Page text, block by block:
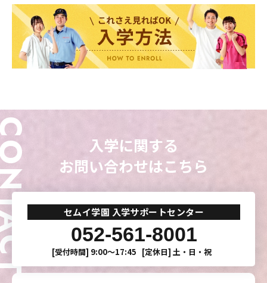
入学に関する
お問い合わせはこちら
セムイ学園 入学サポートセンター
052-561-8001
[受付時間] 9:00〜17:45 [定休日] 土・日・祝
東海医療科学
専門学校
東海歯科医療
専門学校
東海医療科学
専門学校
東海歯科医療
専門学校
東海医療科学
専門学校
東海歯科医療
専門学校
東海医療科学
専門学校
東海歯科医療
専門学校